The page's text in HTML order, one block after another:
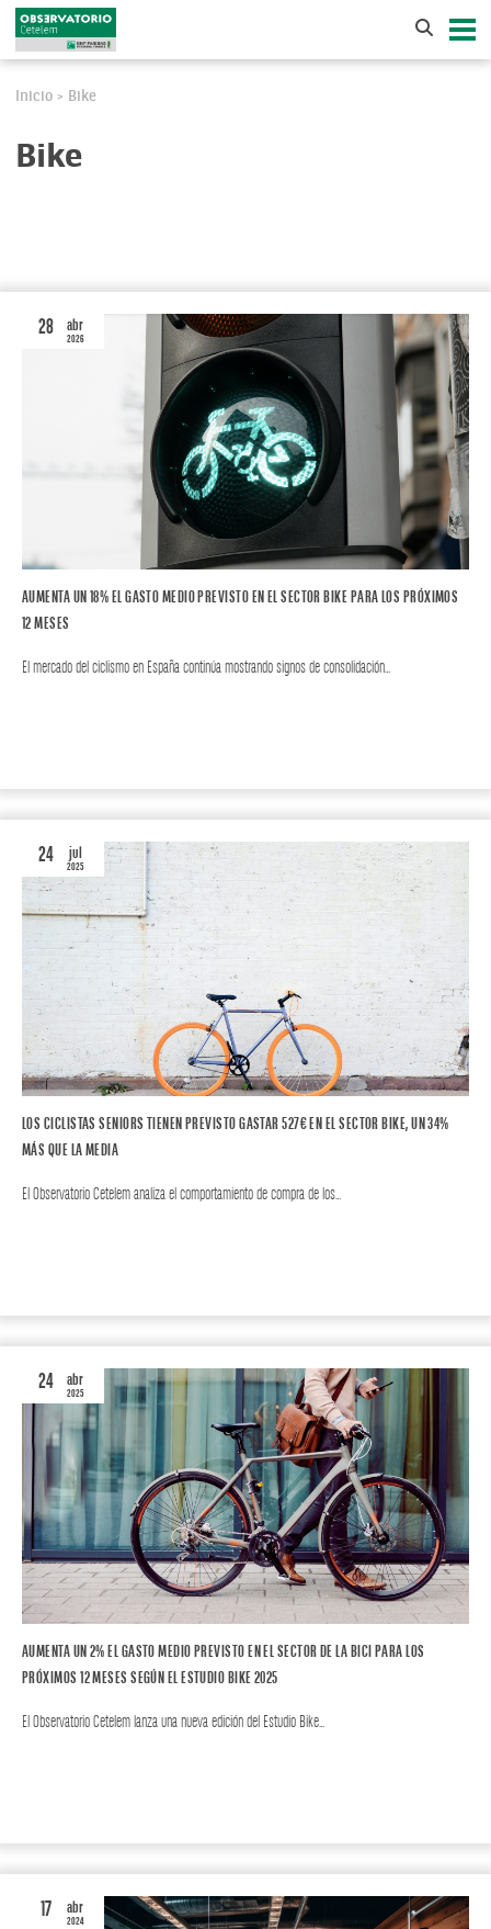
Inicio > Bike
Bike
28 abr
2026
AUMENTA UN 18% EL GASTO MEDIO PREVISTO EN EL SECTOR BIKE PARA LOS PRÓXIMOS
12 MESES
El mercado del ciclismo en España continúa mostrando signos de consolidación…
24 jul
2025
LOS CICLISTAS SENIORS TIENEN PREVISTO GASTAR 527€ EN EL SECTOR BIKE, UN 34%
MÁS QUE LA MEDIA
El Observatorio Cetelem analiza el comportamiento de compra de los…
24 abr
2025
AUMENTA UN 2% EL GASTO MEDIO PREVISTO EN EL SECTOR DE LA BICI PARA LOS
PRÓXIMOS 12 MESES SEGÚN EL ESTUDIO BIKE 2025
El Observatorio Cetelem lanza una nueva edición del Estudio Bike…
17 abr
2024